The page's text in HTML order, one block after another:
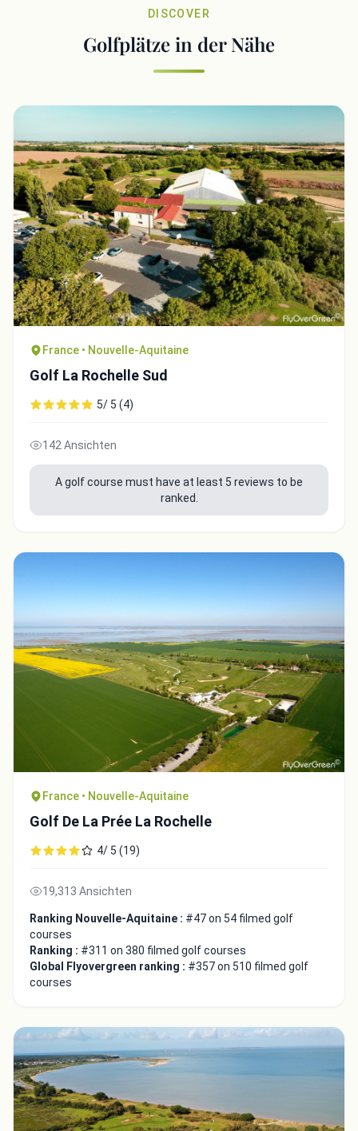
DISCOVER
Golfplätze in der Nähe
France • Nouvelle-Aquitaine
Golf La Rochelle Sud
5/ 5 (4)
142 Ansichten
A golf course must have at least 5 reviews to be
ranked.
France • Nouvelle-Aquitaine
Golf De La Prée La Rochelle
4/ 5 (19)
19,313 Ansichten
Ranking Nouvelle-Aquitaine : #47 on 54 filmed golf
courses
Ranking : #311 on 380 filmed golf courses
Global Flyovergreen ranking : #357 on 510 filmed golf
courses